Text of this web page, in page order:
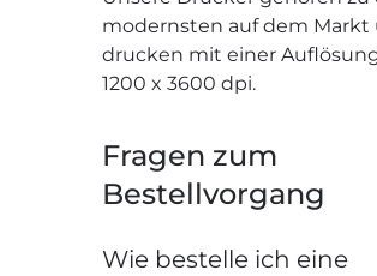
modernsten auf dem Markt
drucken mit einer
1200 x 3600 dpi.
Fragen zum
Bestellvorgang
Wie bestelle ich eine